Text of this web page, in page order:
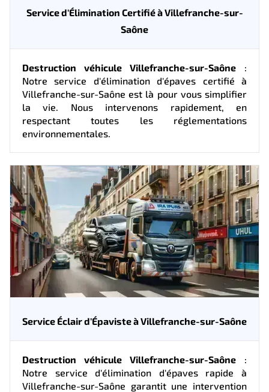
Service d'Élimination Certifié à Villefranche-sur-
Saône
Destruction véhicule Villefranche-sur-Saône :
Notre service d'élimination d'épaves certifié à
Villefranche-sur-Saône est là pour vous simplifier
la vie. Nous intervenons rapidement, en
respectant toutes les réglementations
environnementales.
Service Éclair d'Épaviste à Villefranche-sur-Saône
Destruction véhicule Villefranche-sur-Saône :
Notre service d'élimination d'épaves rapide à
Villefranche-sur-Saône garantit une intervention